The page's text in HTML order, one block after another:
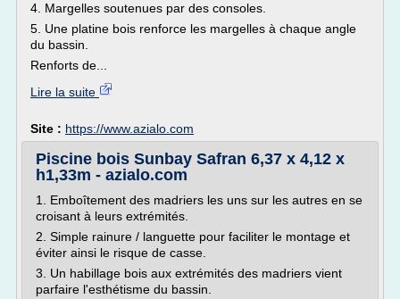
4. Margelles soutenues par des consoles.
5. Une platine bois renforce les margelles à chaque angle
du bassin.
Renforts de...
Lire la suite
Site : https://www.azialo.com
Piscine bois Sunbay Safran 6,37 x 4,12 x
h1,33m - azialo.com
1. Emboîtement des madriers les uns sur les autres en se
croisant à leurs extrémités.
2. Simple rainure / languette pour faciliter le montage et
éviter ainsi le risque de casse.
3. Un habillage bois aux extrémités des madriers vient
parfaire l'esthétisme du bassin.